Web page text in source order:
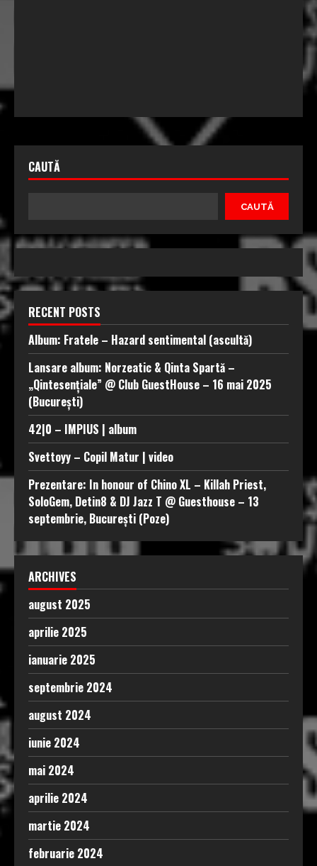
CAUTĂ
CAUTĂ
RECENT POSTS
Album: Fratele – Hazard sentimental (ascultă)
Lansare album: Norzeatic & Qinta Spartă –
„Qintesențiale” @ Club GuestHouse – 16 mai 2025
(București)
42|0 – IMPIUS | album
Svettoyy – Copil Matur | video
Prezentare: In honour of Chino XL – Killah Priest,
SoloGem, Detin8 & DJ Jazz T @ Guesthouse – 13
septembrie, București (Poze)
ARCHIVES
august 2025
aprilie 2025
ianuarie 2025
septembrie 2024
august 2024
iunie 2024
mai 2024
aprilie 2024
martie 2024
februarie 2024